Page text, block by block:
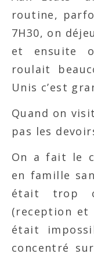
routine,
7H30, on
et ensuite
roulait
Unis c’est
Quand on
pas les
On a fait le
en famille
était trop
(reception et
était
concentré